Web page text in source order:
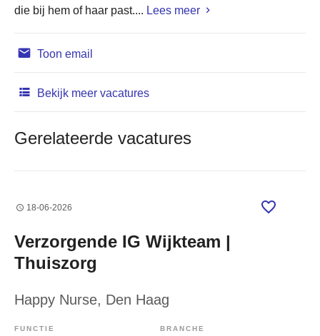
die bij hem of haar past.... Lees meer
Toon email
Bekijk meer vacatures
Gerelateerde vacatures
18-06-2026
Verzorgende IG Wijkteam |
Thuiszorg
Happy Nurse, Den Haag
FUNCTIE BRANCHE